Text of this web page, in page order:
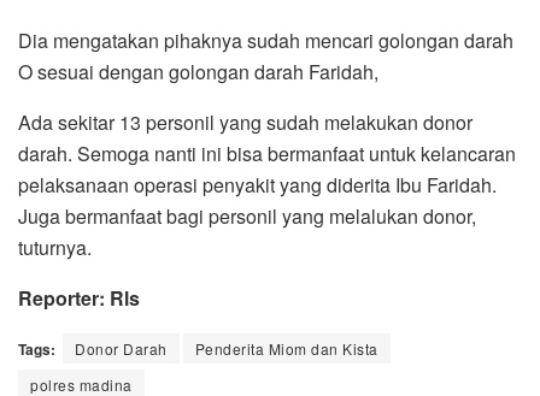
Dia mengatakan pihaknya sudah mencari golongan darah
O sesuai dengan golongan darah Faridah,
Ada sekitar 13 personil yang sudah melakukan donor
darah. Semoga nanti ini bisa bermanfaat untuk kelancaran
pelaksanaan operasi penyakit yang diderita Ibu Faridah.
Juga bermanfaat bagi personil yang melalukan donor,
tuturnya.
Reporter: Rls
Tags: Donor Darah
Penderita Miom dan Kista
polres madina